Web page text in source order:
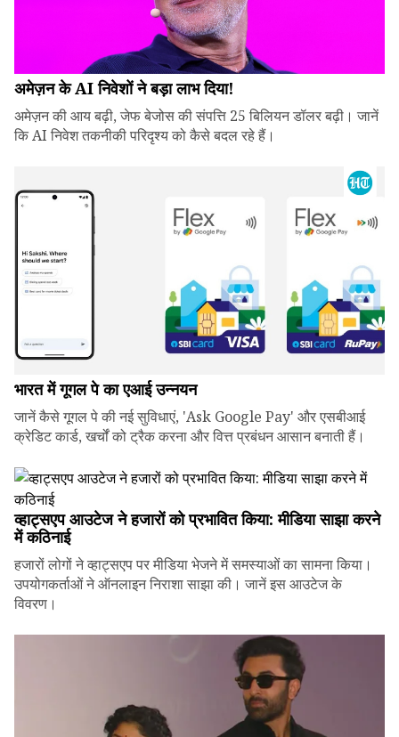
अमेज़न के AI निवेशों ने बड़ा लाभ दिया!
अमेज़न की आय बढ़ी, जेफ बेजोस की संपत्ति 25 बिलियन डॉलर बढ़ी। जानें
कि AI निवेश तकनीकी परिदृश्य को कैसे बदल रहे हैं।
भारत में गूगल पे का एआई उन्नयन
जानें कैसे गूगल पे की नई सुविधाएं, 'Ask Google Pay' और एसबीआई
क्रेडिट कार्ड, खर्चों को ट्रैक करना और वित्त प्रबंधन आसान बनाती हैं।
व्हाट्सएप आउटेज ने हजारों को प्रभावित किया: मीडिया साझा करने
में कठिनाई
हजारों लोगों ने व्हाट्सएप पर मीडिया भेजने में समस्याओं का सामना किया।
उपयोगकर्ताओं ने ऑनलाइन निराशा साझा की। जानें इस आउटेज के
विवरण।